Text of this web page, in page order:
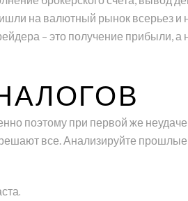
на валютный рынок всерьез и
– это получение прибыли, а
поэтому при первой же
все. Анализируйте